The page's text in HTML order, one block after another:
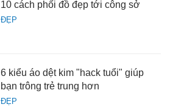
ĐẸP
10 cách phối đồ đẹp tới công sở
ĐẸP
6 kiểu áo dệt kim "hack tuổi" giúp
bạn trông trẻ trung hơn